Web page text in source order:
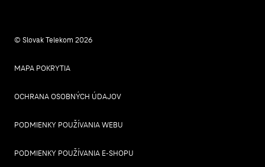
© Slovak Telekom 2026
MAPA POKRYTIA
OCHRANA OSOBNÝCH ÚDAJOV
PODMIENKY POUŽÍVANIA WEBU
PODMIENKY POUŽÍVANIA E-SHOPU